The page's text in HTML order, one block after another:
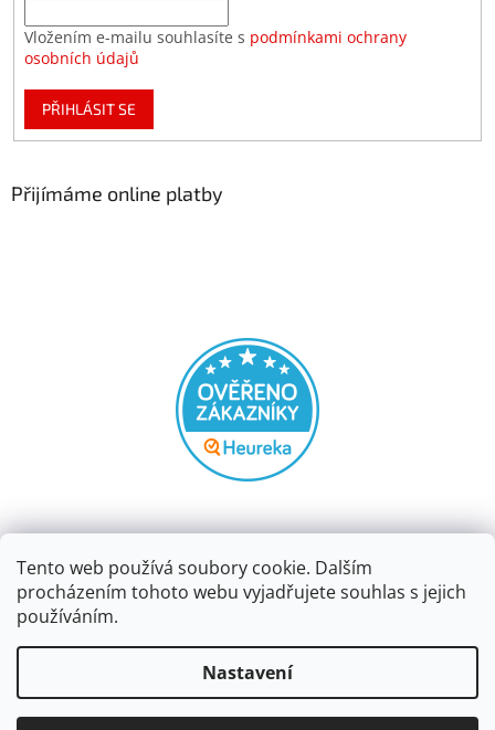
Tento web používá soubory cookie. Dalším
procházením tohoto webu vyjadřujete souhlas s jejich
používáním.
Nastavení
Vložením e-mailu souhlasíte s podmínkami ochrany
osobních údajů
PŘIHLÁSIT SE
Přijímáme online platby
Copyright 2026Papírnictví dekorace. Všechna práva